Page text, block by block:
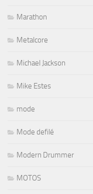
Marathon
Metalcore
Michael Jackson
Mike Estes
mode
Mode defilé
Modern Drummer
MOTOS